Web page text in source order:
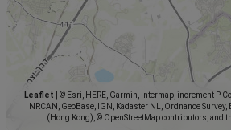
Leaflet
© Esri, HERE, Garmin, Intermap, increment P
NRCAN, GeoBase, IGN, Kadaster NL, Ordnance
(Hong Kong), © OpenStreetMap contributors, and